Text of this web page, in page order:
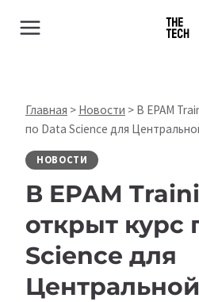
Главная > Новости > В EPAM
по Data Science для
НОВОСТИ
В EPAM
открыт курс
Science для